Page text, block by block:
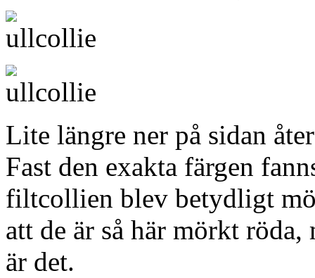
Lite längre ner på sidan
Fast den exakta färgen
filtcollien blev betydligt
att de är så här mörkt
är det.